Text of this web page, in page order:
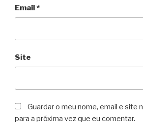
Email*
Site
Guardar o meu nome, email e site
para a próxima vez que eu comentar.